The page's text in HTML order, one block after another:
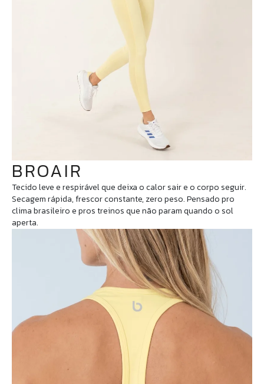
BROAIR
Tecido leve e respirável que deixa o calor sair e o corpo seguir.
Secagem rápida, frescor constante, zero peso. Pensado pro
clima brasileiro e pros treinos que não param quando o sol
aperta.